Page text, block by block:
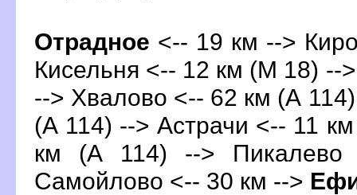
Отрадное <-- 19 км -->
Кисельня <-- 12 км (М 18) --
--> Хвалово <-- 62 км (А
(А 114) --> Астрачи <-- 11
км (А 114) -->
Самойлово <-- 30 км -->